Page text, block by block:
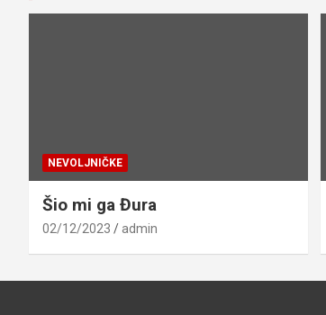
NEVOLJNIČKE
Šio mi ga Đura
02/12/2023 admin